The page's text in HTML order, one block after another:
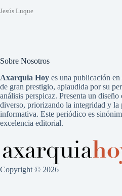
Jesús Luque
Sobre Nosotros
Axarquia Hoy es una publicación
de gran prestigio, aplaudida por su
análisis perspicaz. Presenta un
diverso, priorizando la integridad y la
informativa. Este periódico es
excelencia editorial.
Copyright © 2026